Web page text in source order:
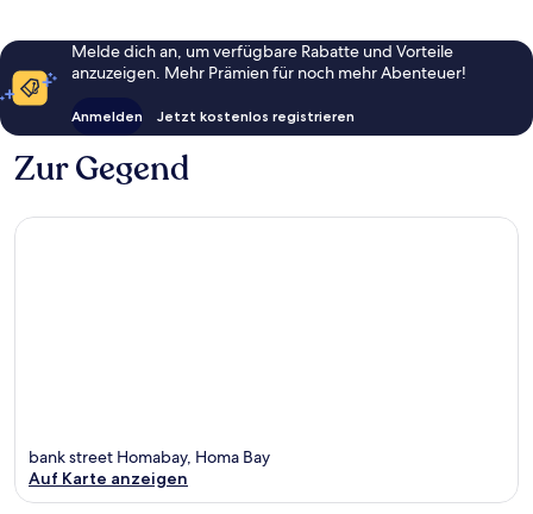
Melde dich an, um verfügbare Rabatte und Vorteile
anzuzeigen. Mehr Prämien für noch mehr Abenteuer!
Anmelden Jetzt kostenlos registrieren
Zur Gegend
bank street Homabay, Homa Bay
Auf Karte anzeigen